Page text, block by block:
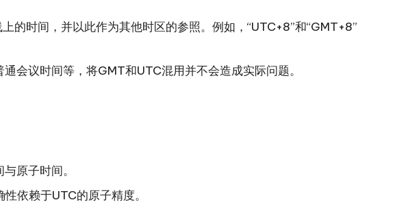
的时间，并以此作为其他时区的参照。例如，“UTC+8”和“GMT+8”
会议时间等，将GMT和UTC混用并不会造成实际问题。
原子时间。
依赖于UTC的原子精度。